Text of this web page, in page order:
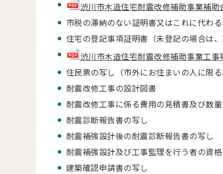
渋川市木造住宅耐震改修補助事業補
市税の滞納のない証明書又はこれに代わ
住宅の登記事項証明書（未登記の場合は
渋川市木造住宅耐震改修補助事業工
住民票の写し（市外にお住まいの人に限る
耐震改修工事の設計図書
耐震改修工事に係る費用の見積書及び数
耐震診断報告書の写し
耐震補強設計後の耐震診断報告書の写し
耐震補強設計及び工事監理を行う者の資
建築確認申請書の写し